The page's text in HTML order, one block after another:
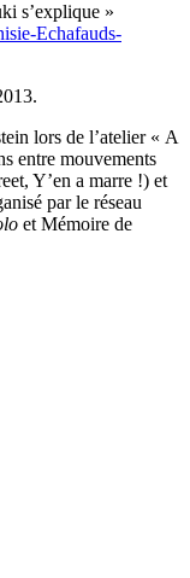
s’explique »
Echafauds-
lors de l’atelier « A
entre mouvements
Y’en a marre !) et
par le réseau
et Mémoire de